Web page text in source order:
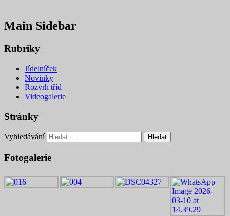
Main Sidebar
Rubriky
Jídelníček
Novinky
Rozvrh tříd
Videogalerie
Stránky
Vyhledávání
Fotogalerie